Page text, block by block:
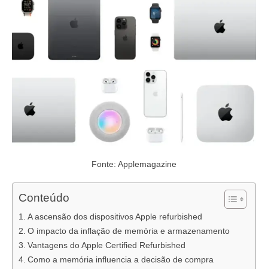
Fonte: Applemagazine
Conteúdo
A ascensão dos dispositivos Apple refurbished
O impacto da inflação de memória e armazenamento
Vantagens do Apple Certified Refurbished
Como a memória influencia a decisão de compra